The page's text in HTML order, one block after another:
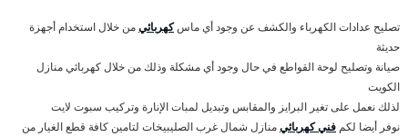
تصليح عدادات الكهرباء والكشف عن وجود أي ماسكهربائيمن خلال استخدام أجهزة
حديثة
صيانة وتصليح لوحة القواطع في حال وجود أي مشكلة وذلك من خلال كهربائي منازل
الكويت
لذلك نعمل على تغير البرايز والمقابس وتبديل لمبات الإنارة وتركيب سبوت لايت
نوفر أيضا لكم فني كهربائيمنازل شمال غرب الصليبيخات لتامين كافة قطع الغيار من